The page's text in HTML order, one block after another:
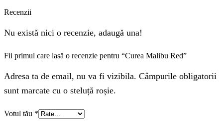
Recenzii
Nu există nici o recenzie, adaugă una!
Fii primul care lasă o recenzie pentru “Curea Malibu Red”
Adresa ta de email, nu va fi vizibila. Câmpurile obligatorii
sunt marcate cu o steluță roșie.
Votul tău *